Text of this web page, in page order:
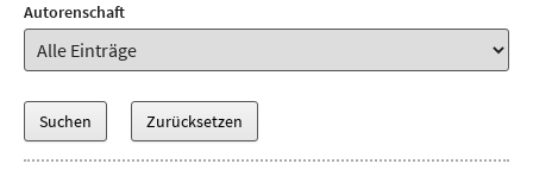
Autorenschaft